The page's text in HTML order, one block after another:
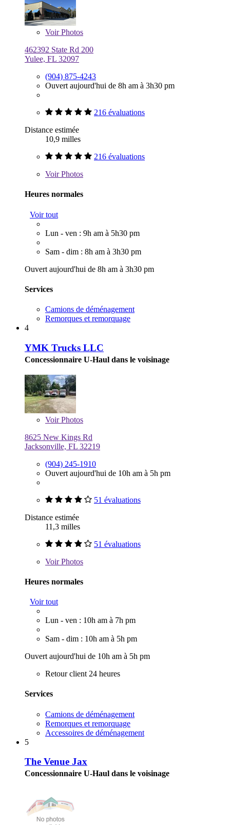
VoirPhotos
462392 State Rd 200
Yulee, FL 32097
(904) 875-4243
Ouvert aujourd'hui de 8h am à 3h30 pm
216 évaluations
Distance estimée
10,9 milles
216 évaluations
VoirPhotos
Heures normales
Voir tout
Lun - ven : 9h am à 5h30 pm
Sam - dim : 8h am à 3h30 pm
Ouvert aujourd'hui de 8h am à 3h30 pm
Services
Camions de déménagement
Remorques et remorquage
4
YMK Trucks LLC
Concessionnaire U-Haul dans le voisinage
VoirPhotos
8625 New Kings Rd
Jacksonville, FL 32219
(904) 245-1910
Ouvert aujourd'hui de 10h am à 5h pm
51 évaluations
Distance estimée
11,3 milles
51 évaluations
VoirPhotos
Heures normales
Voir tout
Lun - ven : 10h am à 7h pm
Sam - dim : 10h am à 5h pm
Ouvert aujourd'hui de 10h am à 5h pm
Retour client 24 heures
Services
Camions de déménagement
Remorques et remorquage
Accessoires de déménagement
5
The Venue Jax
Concessionnaire U-Haul dans le voisinage